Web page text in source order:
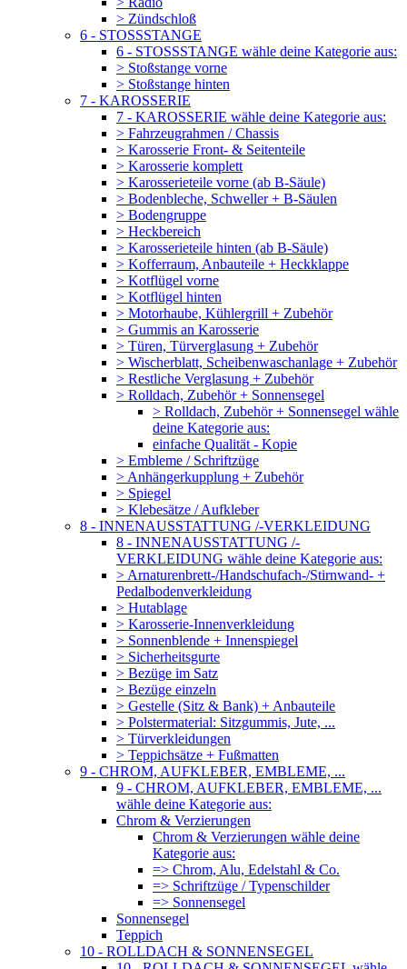
> Zündschloß
6 - STOSSSTANGE
6 - STOSSSTANGE wähle deine Kategorie aus:
> Stoßstange vorne
> Stoßstange hinten
7 - KAROSSERIE
7 - KAROSSERIE wähle deine Kategorie aus:
> Fahrzeugrahmen / Chassis
> Karosserie Front- & Seitenteile
> Karosserie komplett
> Karosserieteile vorne (ab B-Säule)
> Bodenbleche, Schweller + B-Säulen
> Bodengruppe
> Heckbereich
> Karosserieteile hinten (ab B-Säule)
> Kofferraum, Anbauteile + Heckklappe
> Kotflügel vorne
> Kotflügel hinten
> Motorhaube, Kühlergrill + Zubehör
> Gummis an Karosserie
> Türen, Türverglasung + Zubehör
> Wischerblatt, Scheibenwaschanlage + Zubehör
> Restliche Verglasung + Zubehör
> Rolldach, Zubehör + Sonnensegel
> Rolldach, Zubehör + Sonnensegel wähle
deine Kategorie aus:
einfache Qualität - Kopie
> Embleme / Schriftzüge
> Anhängerkupplung + Zubehör
> Spiegel
> Klebesätze / Aufkleber
8 - INNENAUSSTATTUNG /-VERKLEIDUNG
8 - INNENAUSSTATTUNG /-
VERKLEIDUNG wähle deine Kategorie aus:
> Arnaturenbrett-/Handschufach-/Stirnwand- +
Pedalbodenverkleidung
> Hutablage
> Karosserie-Innenverkleidung
> Sonnenblende + Innenspiegel
> Sicherheitsgurte
> Bezüge im Satz
> Bezüge einzeln
> Gestelle (Sitz & Bank) + Anbauteile
> Polstermaterial: Sitzgummis, Jute, ...
> Türverkleidungen
> Teppichsätze + Fußmatten
9 - CHROM, AUFKLEBER, EMBLEME, ...
9 - CHROM, AUFKLEBER, EMBLEME, ...
wähle deine Kategorie aus:
Chrom & Verzierungen
Chrom & Verzierungen wähle deine
Kategorie aus:
=> Chrom, Alu, Edelstahl & Co.
=> Schriftzüge / Typenschilder
=> Sonnensegel
Sonnensegel
Teppich
10 - ROLLDACH & SONNENSEGEL